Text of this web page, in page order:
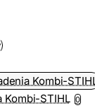
Kombi-STIHL 0